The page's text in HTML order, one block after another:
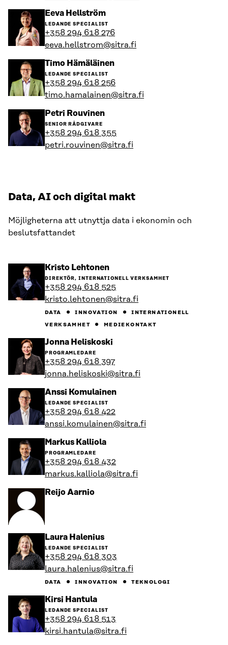
Eeva HellströmGå
till
personens
profil
LEDANDE SPECIALIST
+358 294 618 276
eeva.hellstrom@sitra.fi
Timo HämäläinenGå
personens
profil
LEDANDE SPECIALIST
+358 294 618 256
timo.hamalainen@sitra.fi
Petri RouvinenGå
personens
profil
SENIOR RÅDGIVARE
+358 294 618 355
petri.rouvinen@sitra.fi
Data, AI och digital makt
Möjligheterna att utnyttja data i ekonomin och
beslutsfattandet
Kristo LehtonenGå
till
personens
profil
DIREKTÖR, INTERNATIONELL VERKSAMHET
+358 294 618 525
kristo.lehtonen@sitra.fi
DATA INNOVATION
INTERNATIONELL
VERKSAMHET
MEDIEKONTAKT
Jonna Heliskoski
personens
profil
PROGRAMLEDARE
+358 294 618 397
jonna.heliskoski@sitra.fi
Anssi KomulainenGå
LEDANDE SPECIALIST
+358 294 618 422
anssi.komulainen@sitra.fi
Markus KalliolaGå
personens
profil
PROGRAMLEDARE
+358 294 618 432
markus.kalliola@sitra.fi
Reijo AarnioGå
Laura HaleniusGå
till
personens
profil
LEDANDE SPECIALIST
+358 294 618 303
laura.halenius@sitra.fi
DATA INNOVATION TEKNOLOGI
Kirsi HantulaGå
till
personens
profil
LEDANDE SPECIALIST
+358 294 618 513
kirsi.hantula@sitra.fi